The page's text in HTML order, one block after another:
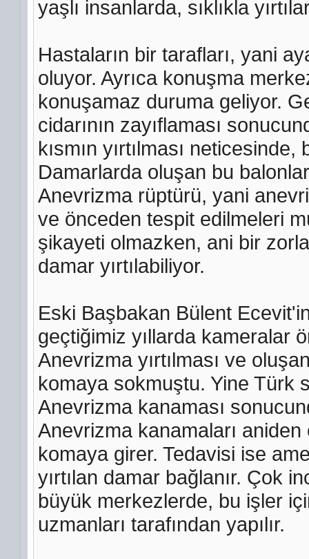
yaşlı insanlarda, sıklıkla
Hastaların bir tarafları, yani
oluyor. Ayrıca konuşma
konuşamaz duruma geliyor.
cidarının zayıflaması
kısmın yırtılması
Damarlarda oluşan bu
Anevrizma rüptürü, yani
ve önceden tespit edilmeleri
şikayeti olmazken, ani bir
damar yırtılabiliyor.
Eski Başbakan Bülent
geçtiğimiz yıllarda kameralar
Anevrizma yırtılması ve
komaya sokmuştu. Yine Türk
Anevrizma kanaması
Anevrizma kanamaları
komaya girer. Tedavisi ise
yırtılan damar bağlanır. Çok
büyük merkezlerde, bu işler
uzmanları tarafından yapılır.